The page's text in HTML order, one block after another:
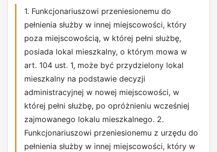
1. Funkcjonariuszowi przeniesionemu do
pełnienia służby w innej miejscowości, który
poza miejscowością, w której pełni służbę,
posiada lokal mieszkalny, o którym mowa w
art. 104 ust. 1, może być przydzielony lokal
mieszkalny na podstawie decyzji
administracyjnej w nowej miejscowości, w
której pełni służbę, po opróżnieniu wcześniej
zajmowanego lokalu mieszkalnego. 2.
Funkcjonariuszowi przeniesionemu z urzędu do
pełnienia służby w innej miejscowości, który w